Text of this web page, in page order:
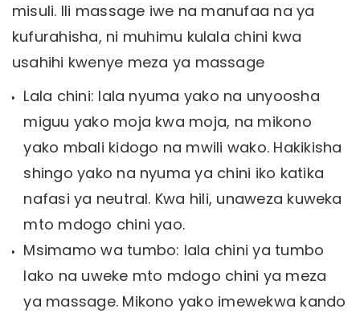
misuli. Ili massage iwe na manufaa na ya
kufurahisha, ni muhimu kulala chini kwa
usahihi kwenye meza ya massage
Lala chini: lala nyuma yako na unyoosha
miguu yako moja kwa moja, na mikono
yako mbali kidogo na mwili wako. Hakikisha
shingo yako na nyuma ya chini iko katika
nafasi ya neutral. Kwa hili, unaweza kuweka
mto mdogo chini yao.
Msimamo wa tumbo: lala chini ya tumbo
lako na uweke mto mdogo chini ya meza
ya massage. Mikono yako imewekwa kando